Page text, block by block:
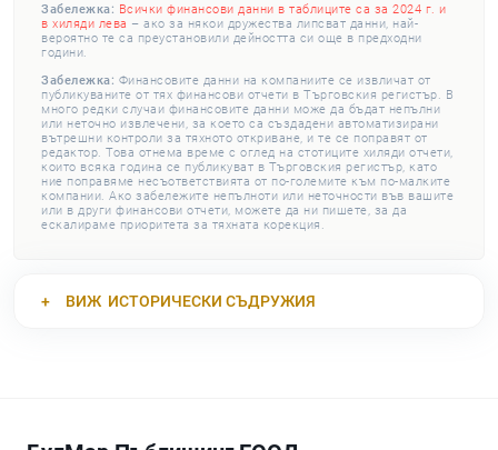
Забележка: Всички финансови данни в таблиците са за 2024 г. и
в хиляди лева – ако за някои дружества липсват данни, най-
вероятно те са преустановили дейността си още в предходни
години.
Забележка: Финансовите данни на компаниите се извличат от
публикуваните от тях финансови отчети в Търговския регистър. В
много редки случаи финансовите данни може да бъдат непълни
или неточно извлечени, за което са създадени автоматизирани
вътрешни контроли за тяхното откриване, и те се поправят от
редактор. Това отнема време с оглед на стотиците хиляди отчети,
които всяка година се публикуват в Търговския регистър, като
ние поправяме несъответствията от по-големите към по-малките
компании. Ако забележите непълноти или неточности във вашите
или в други финансови отчети, можете да ни пишете, за да
ескалираме приоритета за тяхната корекция.
ВИЖ ИСТОРИЧЕСКИ СЪДРУЖИЯ